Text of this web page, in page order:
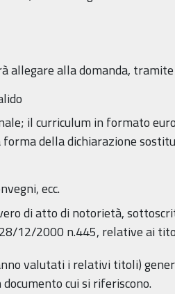
allegare alla domanda,
il curriculum in formato
della dichiarazione
ecc.
di atto di notorietà,
12/2000 n.445, relative ai
valutati i relativi titoli)
cui si riferiscono.